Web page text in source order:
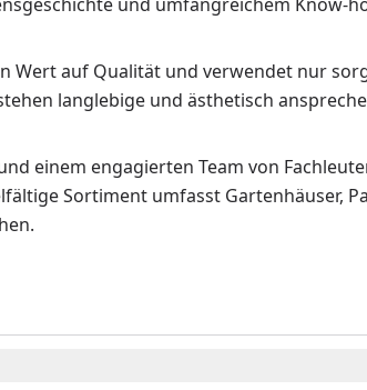
Wert auf Qualität und verwendet nur
langlebige und ästhetisch
einem engagierten Team von
Sortiment umfasst Gartenhäuser,